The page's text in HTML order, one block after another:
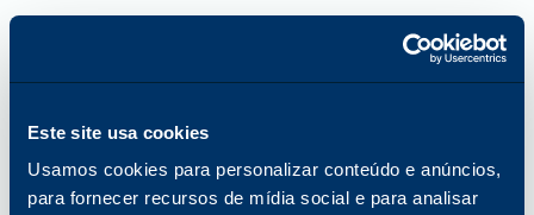
Este site usa cookies
Usamos cookies para personalizar conteúdo e anúncios,
para fornecer recursos de mídia social e para analisar